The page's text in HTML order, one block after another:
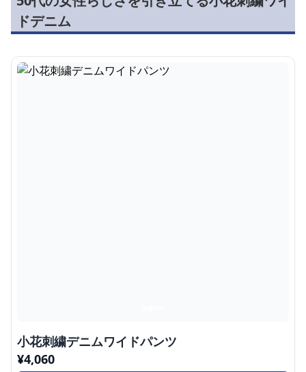
ドデニム
小花刺繍デニムワイドパンツ
¥4,060